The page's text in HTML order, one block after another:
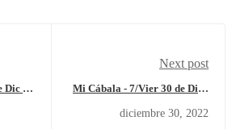
Dic -
Next post
Mi Cábala - 7/Vier 30 de Dic -
diciembre 30, 2022